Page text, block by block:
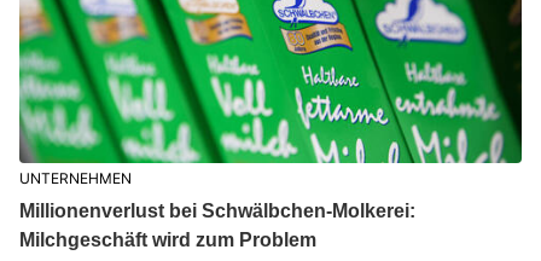
UNTERNEHMEN
Millionenverlust bei Schwälbchen-Molkerei:
Milchgeschäft wird zum Problem